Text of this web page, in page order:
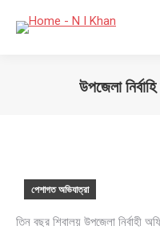
উপজেলা
পেশাগত অভিযাত্রা
তিন বছর শিবালয় উপজেলা